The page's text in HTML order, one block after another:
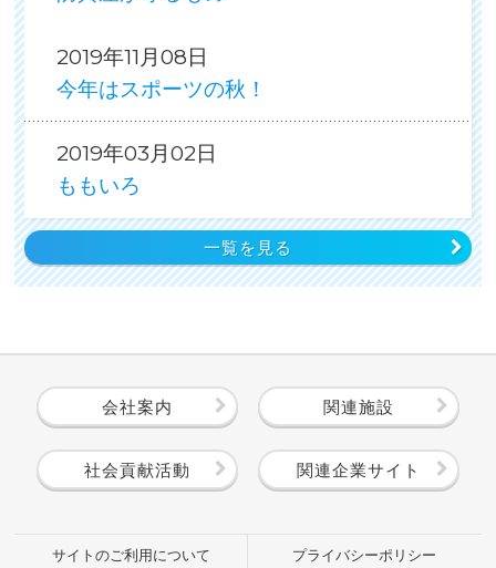
2019年11月08日
今年はスポーツの秋！
2019年03月02日
ももいろ
一覧を見る
会社案内 関連施設
社会貢献活動 関連企業サイト
サイトのご利用について プライバシーポリシー